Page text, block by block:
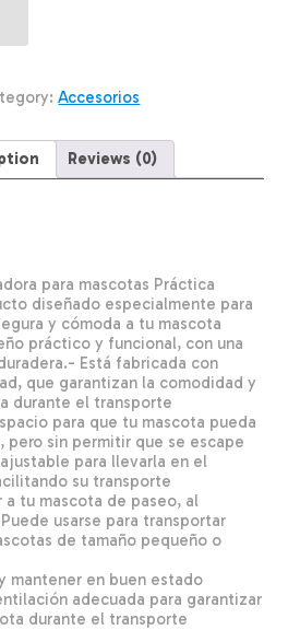
Accesorios
Reviews (0)
para mascotas Práctica
diseñado especialmente para
y cómoda a tu mascota
práctico y funcional, con una
Está fabricada con
que garantizan la comodidad y
durante el transporte
para que tu mascota pueda
pero sin permitir que se escape
para llevarla en el
su transporte
a tu mascota de paseo, al
usarse para transportar
de tamaño pequeño o
mantener en buen estado
adecuada para garantizar
durante el transporte